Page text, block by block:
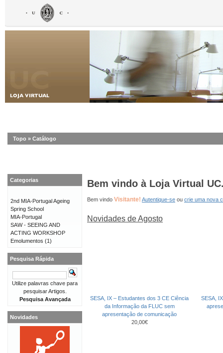
Topo » Catálogo
Bem vindo à Loja Virtual
Bem vindo Visitante! Autentique-se ou crie uma nova
Novidades de Agosto
SESA, IX – Estudantes dos 3 CE Ciência
da Informação da FLUC sem
apresentação de comunicação
20,00€
SESA,
Categorias
2nd MIA-Portugal Ageing
Spring School
MIA-Portugal
SAW - SEEING AND
ACTING WORKSHOP
Emolumentos (1)
Pesquisa Rápida
Utilize palavras chave para
pesquisar Artigos.
Pesquisa Avançada
Novidades